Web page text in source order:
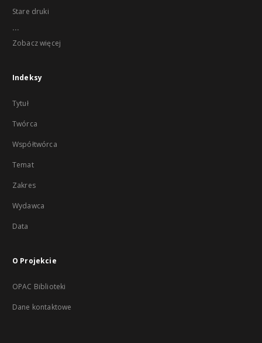
Stare druki
...
Zobacz więcej
Indeksy
Tytuł
Twórca
Współtwórca
Temat
Zakres
Wydawca
Data
O Projekcie
OPAC Biblioteki
Dane kontaktowe